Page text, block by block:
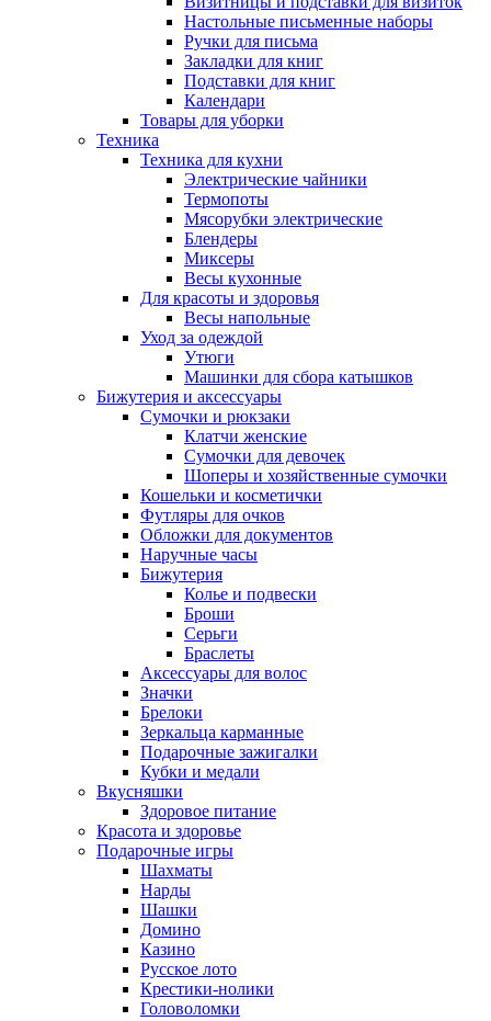
Настольные письменные наборы
Ручки для письма
Закладки для книг
Подставки для книг
Календари
Товары для уборки
Техника
Техника для кухни
Электрические чайники
Термопоты
Мясорубки электрические
Блендеры
Миксеры
Весы кухонные
Для красоты и здоровья
Весы напольные
Уход за одеждой
Утюги
Машинки для сбора катышков
Бижутерия и аксессуары
Сумочки и рюкзаки
Клатчи женские
Сумочки для девочек
Шоперы и хозяйственные сумочки
Кошельки и косметички
Футляры для очков
Обложки для документов
Наручные часы
Бижутерия
Колье и подвески
Броши
Серьги
Браслеты
Аксессуары для волос
Значки
Брелоки
Зеркальца карманные
Подарочные зажигалки
Кубки и медали
Вкусняшки
Здоровое питание
Красота и здоровье
Подарочные игры
Шахматы
Нарды
Шашки
Домино
Казино
Русское лото
Крестики-нолики
Головоломки